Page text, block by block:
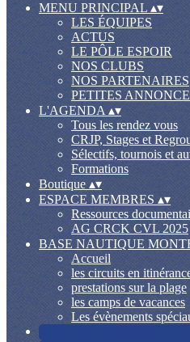
MENU PRINCIPAL ▴▾
LES ÉQUIPES
ACTUS
LE PÔLE ESPOIR
NOS CLUBS
NOS PARTENAIRES
PETITES
L'AGENDA ▴▾
Tous les rendez vous
CRJP, Stages et
Sélectifs, tournois et
Formations
Boutique ▴▾
ESPACE MEMBRES▴▾
Ressources
AG CRCK CVL 2025
BASE NAUTIQUE
Accueil
les circuits en
prestations sur la plage
les camps de vacances
Les évènements